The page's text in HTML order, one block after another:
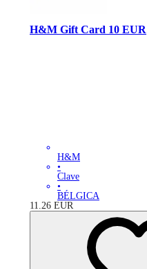
H&M Gift Card 10 EUR
H&M
•
Clave
•
BÉLGICA
11.26 EUR